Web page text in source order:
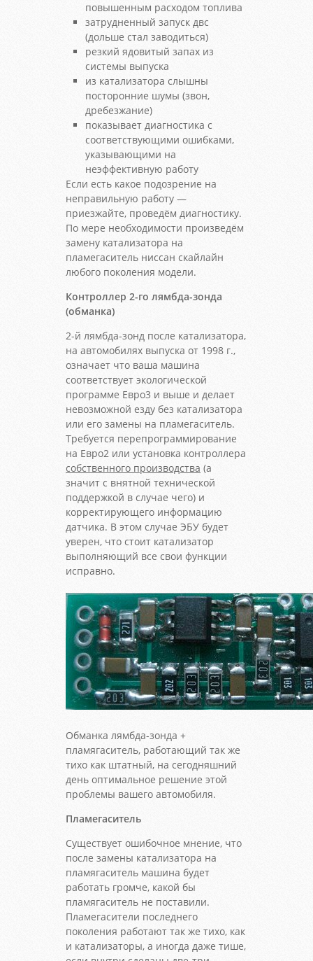
повышенным расходом топлива
затрудненный запуск двс
(дольше стал заводиться)
резкий ядовитый запах из
системы выпуска
из катализатора слышны
посторонние шумы (звон,
дребезжание)
показывает диагностика с
соответствующими ошибками,
указывающими на
неэффективную работу
Если есть какое подозрение на
неправильную работу —
приезжайте, проведём диагностику.
По мере необходимости произведём
замену катализатора на
пламегаситель ниссан скайлайн
любого поколения модели.
Контроллер 2-го лямбда-зонда
(обманка)
2-й лямбда-зонд после катализатора,
на автомобилях выпуска от 1998 г.,
означает что ваша машина
соответствует экологической
программе Евро3 и выше и делает
невозможной езду без катализатора
или его замены на пламегаситель.
Требуется перепрограммирование
на Евро2 или установка контроллера
собственного производства (а
значит с внятной технической
поддержкой в случае чего) и
корректирующего информацию
датчика. В этом случае ЭБУ будет
уверен, что стоит катализатор
выполняющий все свои функции
исправно.
Обманка лямбда-зонда +
пламягаситель, работающий так же
тихо как штатный, на сегодняшний
день оптимальное решение этой
проблемы вашего автомобиля.
Пламегаситель
Существует ошибочное мнение, что
после замены катализатора на
пламягаситель машина будет
работать громче, какой бы
пламягаситель не поставили.
Пламегасители последнего
поколения работают так же тихо, как
и катализаторы, а иногда даже тише,